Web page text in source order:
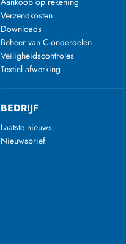
Verzendkosten
Downloads
Beheer van C-onderdelen
Veiligheidscontroles
Textiel afwerking
BEDRIJF
Laatste nieuws
Nieuwsbrief